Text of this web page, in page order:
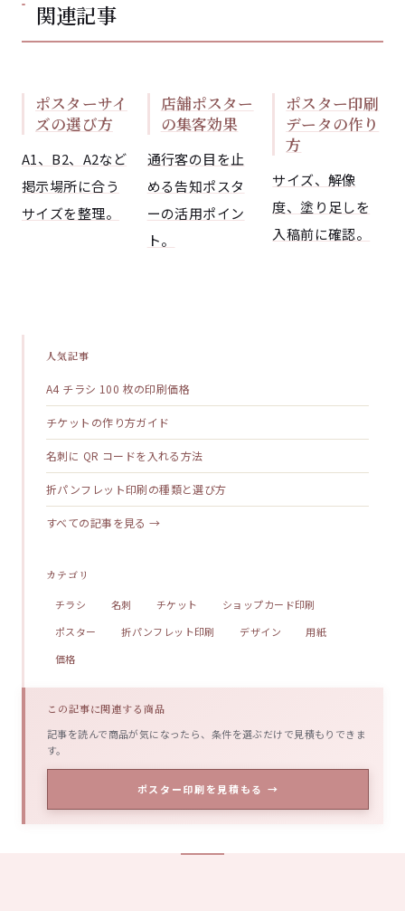
関連記事
ポスターサイ
ズの選び方
A1、B2、A2など
掲示場所に合う
サイズを整理。
店舗ポスター
の集客効果
通行客の目を止
める告知ポスタ
ーの活用ポイン
ト。
ポスター印刷
データの作り
方
サイズ、解像
度、塗り足しを
入稿前に確認。
人気記事
A4 チラシ 100 枚の印刷価格
チケットの作り方ガイド
名刺に QR コードを入れる方法
折パンフレット印刷の種類と選び方
すべての記事を見る →
カテゴリ
チラシ 名刺 チケット
ショップカード印刷
ポスター
折パンフレット印刷 デザイン
用紙
価格
この記事に関連する商品
記事を読んで商品が気になったら、条件を選ぶだけで見積もりできま
す。
ポスター印刷を見積もる →